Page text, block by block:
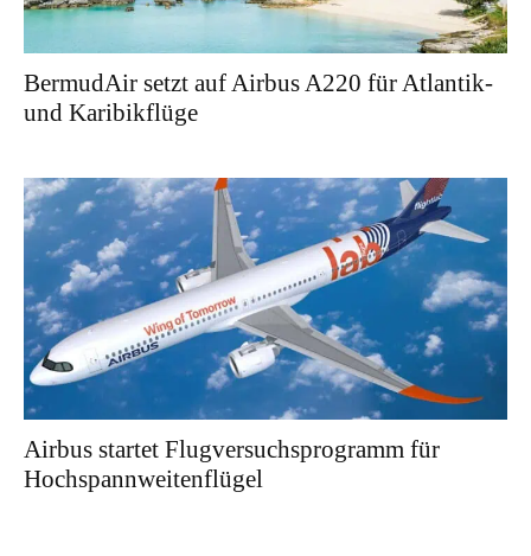
BermudAir setzt auf Airbus A220 für Atlantik-
und Karibikflüge
Airbus startet Flugversuchsprogramm für
Hochspannweitenflügel